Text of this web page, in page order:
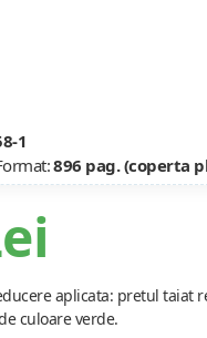
1
896 pag. (coperta
aplicata: pretul taiat
culoare verde.